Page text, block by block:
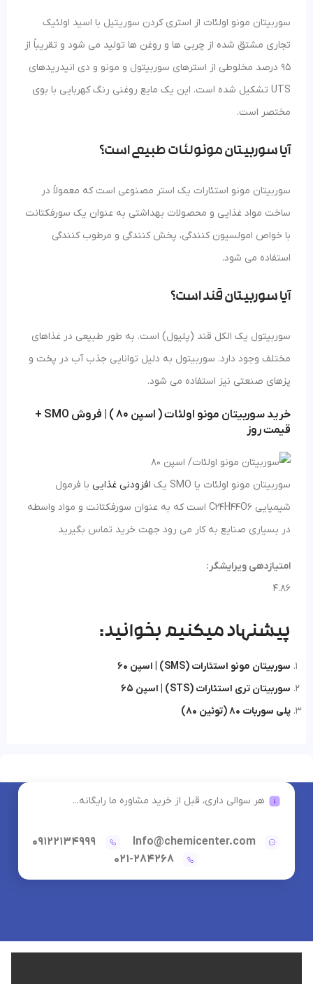
سوربیتان مونو اولئات از استری کردن سوریتیل با اسید اولئیک
تجاری مشتق شده از چربی ها و روغن ها تولید می شود و تقریباً از
95 درصد مخلوطی از استرهای سوربیتول و مونو و دی انیدریدهای
UTS تشکیل شده است. این یک مایع روغنی رنگ کهربایی با بوی
مختصر است.
آیا سوربیتان مونولئات طبیعی است؟
سوربیتان مونو استئارات یک استر مصنوعی است که معمولاً در
ساخت مواد غذایی و محصولات بهداشتی به عنوان یک سورفکتانت
با خواص امولسیون کنندگی، پخش کنندگی و مرطوب کنندگی
استفاده می شود.
آیا سوربیتان قند است؟
سوربیتول یک الکل قند (پلیول) است. به طور طبیعی در غذاهای
مختلف وجود دارد. سوربیتول به دلیل توانایی جذب آب در پخت و
پزهای صنعتی نیز استفاده می شود.
خرید سوربیتان مونو اولئات ( اسپن 80 ) | فروش SMO +
قیمت روز
سوربیتان مونو اولئات یا SMO یک افزودنی غذایی با فرمول
شیمیایی C24H44O6 است که به عنوان سورفکتانت و مواد واسطه
در بسیاری صنایع به کار می رود جهت خرید تماس بگیرید
امتیازدهی ویرایشگر:
4.86
پیشنهاد میکنیم بخوانید:
سوربیتان مونو استئارات (SMS) | اسپن 60
سوربیتان تری استئارات (STS) | اسپن 65
پلی سوربات 80 (توئین 80)
هر سوالی داری، قبل از خرید مشاوره ما رایگانه...
Info@chemicenter.com
09122134999
021-284268